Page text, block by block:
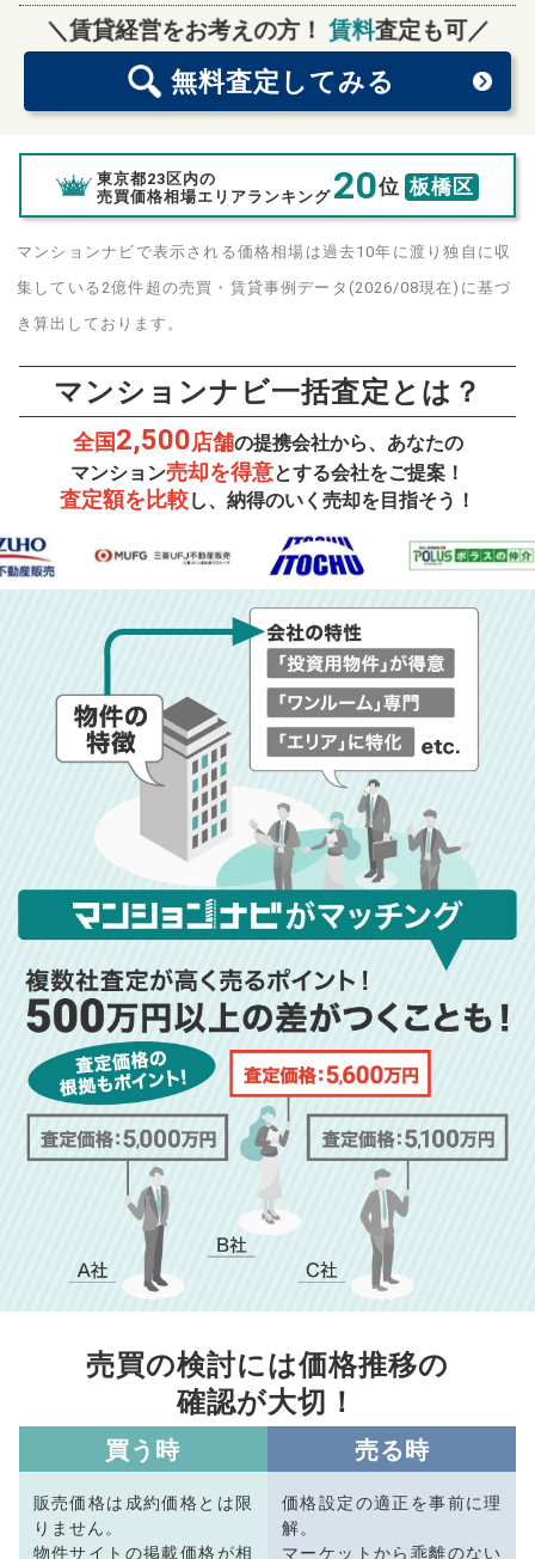
＼賃貸経営をお考えの方！賃料査定も可／
無料査定 してみる
東京都23区内の
売買価格相場エリアランキング 20位 板橋区
マンションナビで表示される価格相場は過去10年に渡り独自に収
集している2億件超の売買・賃貸事例データ(2026/08現在)に基づ
き算出しております。
マンションナビ一括査定とは？
全国2,500店舗の提携会社から、あなたの
マンション売却を得意とする会社をご提案！
査定額を比較し、納得のいく売却を目指そう！
売買の検討には価格推移の
確認が大切！
買う時
販売価格は成約価格とは限
りません。
物件サイトの掲載価格が相
売る時
価格設定の適正を事前に理
解。
マーケットから乖離のない